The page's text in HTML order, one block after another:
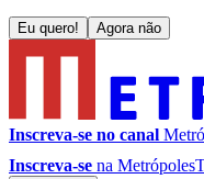
Eu quero! Agora não
Inscreva-se no canal
Inscreva-se na